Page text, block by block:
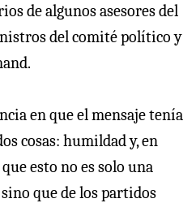
de algunos asesores del
del comité político y
en que el mensaje tenía
cosas: humildad y, en
esto no es solo una
que de los partidos